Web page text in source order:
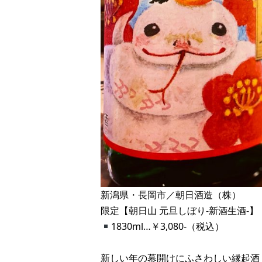
新潟県・長岡市／朝日酒造（株）
限定【朝日山 元旦しぼり-新酒生酒-】
1830ml…￥3,080-（税込）
新しい年の幕開けにふさわしい縁起酒